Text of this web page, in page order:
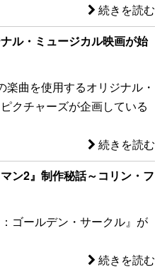
続きを読む
ル・ミュージカル映画が始
曲を使用するオリジナル・
クチャーズが企画している
続きを読む
ン2』制作秘話～コリン・フ
ゴールデン・サークル』が
続きを読む